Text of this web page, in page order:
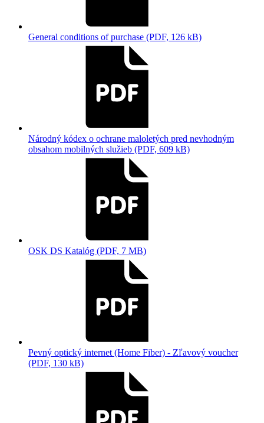
General conditions of purchase (PDF, 126 kB)
Národný kódex o ochrane maloletých pred nevhodným
obsahom mobilných služieb (PDF, 609 kB)
OSK DS Katalóg (PDF, 7 MB)
Pevný optický internet (Home Fiber) - Zľavový voucher
(PDF, 130 kB)